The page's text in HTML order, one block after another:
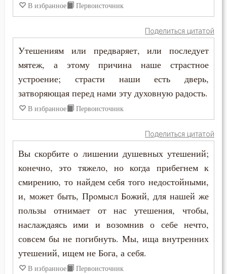
Ропот
Самолюбие
Самомнение
Самоубийство
Свобода
Святость
Священное Писание
Сердце
Слава
Фалассий Ливийский
Феодор Студит
Феодор Эдесский
Феодорит Кирский
Феолипт Филадельфийский
Феофил Антиохийский
Филарет Московский (Дроздов)
Филофей Синайский
В избранное Первоисточник
Поделиться цитатой
Утешениям или предваряет, или последует
мятеж, а этому причина наше страстное
устроение; страсти наши есть дверь,
затворяющая перед нами эту духовную радость.
В избранное Первоисточник
Поделиться цитатой
Вы скорбите о лишении душевных утешений;
конечно, это тяжело, но когда прибегнем к
смирению, то найдем себя того недостойными,
и, может быть, Промысл Божий, для нашей же
пользы отнимает от нас утешения, чтобы,
наслаждаясь ими и возомнив о себе нечто,
совсем бы не погибнуть. Мы, ища внутренних
утешений, ищем не Бога, а себя.
В избранное Первоисточник